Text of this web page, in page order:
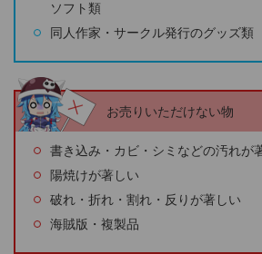
ソフト類
同人作家・サークル発行のグッズ類
お売りいただけない物
書き込み・カビ・シミなどの汚れが
陽焼けが著しい
破れ・折れ・割れ・反りが著しい
海賊版・複製品